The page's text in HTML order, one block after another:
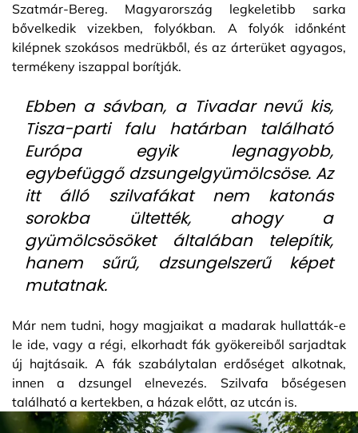
Szatmár-Bereg. Magyarország legkeletibb sarka
bővelkedik vizekben, folyókban. A folyók időnként
kilépnek szokásos medrükből, és az árterüket agyagos,
termékeny iszappal borítják.
Ebben a sávban, a Tivadar nevű kis,
Tisza-parti falu határban található
Európa egyik legnagyobb,
egybefüggő dzsungelgyümölcsöse. Az
itt álló szilvafákat nem katonás
sorokba ültették, ahogy a
gyümölcsösöket általában telepítik,
hanem sűrű, dzsungelszerű képet
mutatnak.
Már nem tudni, hogy magjaikat a madarak hullatták-e
le ide, vagy a régi, elkorhadt fák gyökereiből sarjadtak
új hajtásaik. A fák szabálytalan erdőséget alkotnak,
innen a dzsungel elnevezés. Szilvafa bőségesen
található a kertekben, a házak előtt, az utcán is.